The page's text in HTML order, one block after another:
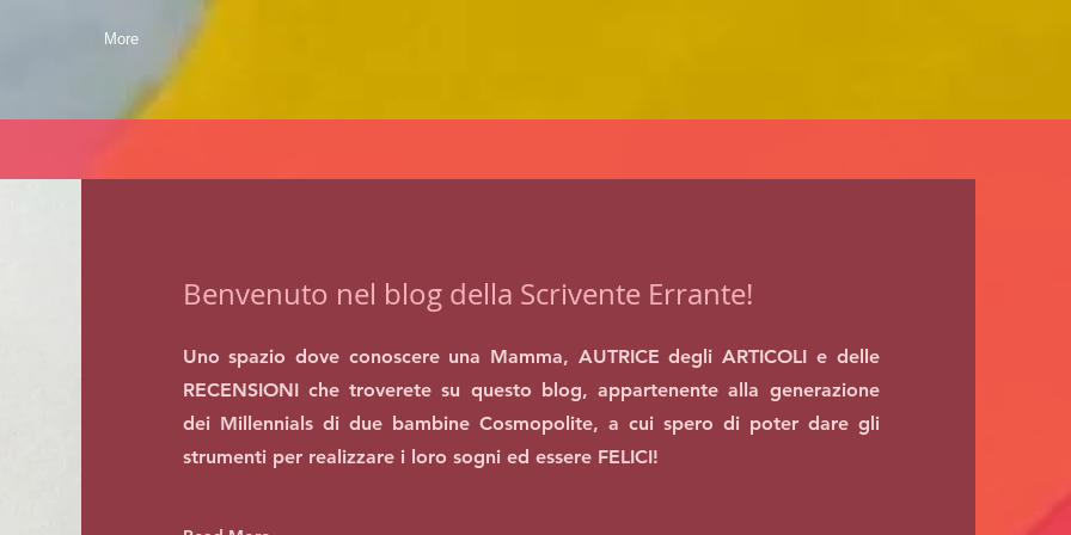
More
Benvenuto nel blog della Scrivente Errante!
Uno spazio dove conoscere una Mamma, AUTRICE degli ARTICOLI e delle
RECENSIONI che troverete su questo blog, appartenente alla generazione
dei Millennials di due bambine Cosmopolite, a cui spero di poter dare gli
strumenti per realizzare i loro sogni ed essere FELICI!